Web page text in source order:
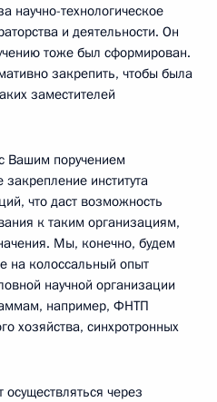
научно-технологическое
и деятельности. Он
тоже был сформирован.
закрепить, чтобы была
заместителей
Вашим поручением
института
что даст возможность
к таким организациям,
Мы, конечно, будем
на колоссальный опыт
научной организации
например, ФНТП
хозяйства, синхротронных
осуществляться через